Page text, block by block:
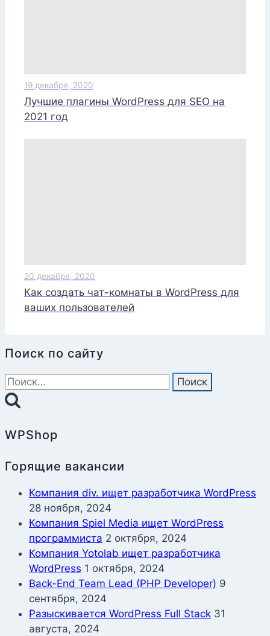
19 декабря, 2020
Лучшие плагины WordPress для SEO на
2021 год
20 декабря, 2020
Как создать чат-комнаты в WordPress для
ваших пользователей
Поиск по сайту
Найти:
WPShop
Горящие вакансии
Компания div. ищет разработчика WordPress
28 ноября, 2024
Компания Spiel Media ищет WordPress
программиста 2 октября, 2024
Компания Yotolab ищет разработчика
WordPress 1 октября, 2024
Back-End Team Lead (PHP Developer) 9
сентября, 2024
Разыскивается WordPress Full Stack 31
августа, 2024